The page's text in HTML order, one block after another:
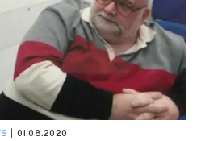
01.08.2020